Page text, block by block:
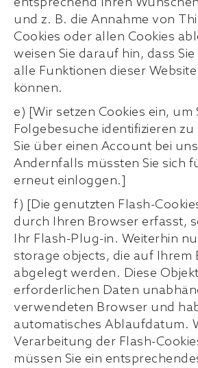
und z. B. die Annahme von
Cookies oder allen Cookies
weisen Sie darauf hin, dass
alle Funktionen dieser
können.
e) [Wir setzen Cookies ein, um
Folgebesuche identifizieren
Sie über einen Account bei
Andernfalls müssten Sie sich
erneut einloggen.]
f) [Die genutzten Flash-
durch Ihren Browser erfasst,
Ihr Flash-Plug-in. Weiterhin
storage objects, die auf Ihrem
abgelegt werden. Diese
erforderlichen Daten
verwendeten Browser und
automatisches Ablaufdatum.
Verarbeitung der Flash-
müssen Sie ein